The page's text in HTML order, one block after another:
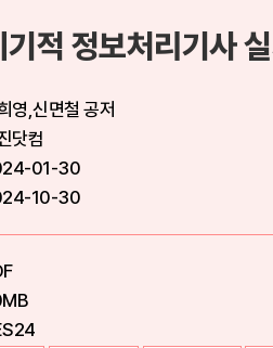
적 정보처리기사 실
영,신면철 공저
닷컴
01-30
10-30